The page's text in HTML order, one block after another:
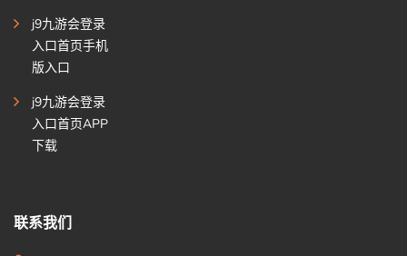
j9九游会登录
入口首页手机
版入口
j9九游会登录
入口首页APP
下载
联系我们